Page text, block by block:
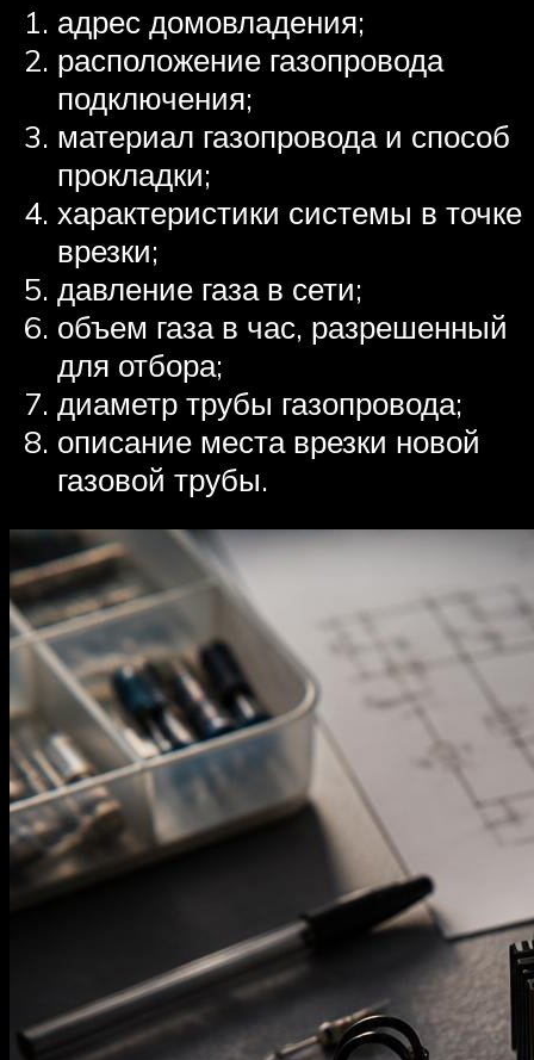
адрес домовладения;
расположение газопровода
подключения;
материал газопровода и способ
прокладки;
характеристики системы в точке
врезки;
давление газа в сети;
объем газа в час, разрешенный
для отбора;
диаметр трубы газопровода;
описание места врезки новой
газовой трубы.